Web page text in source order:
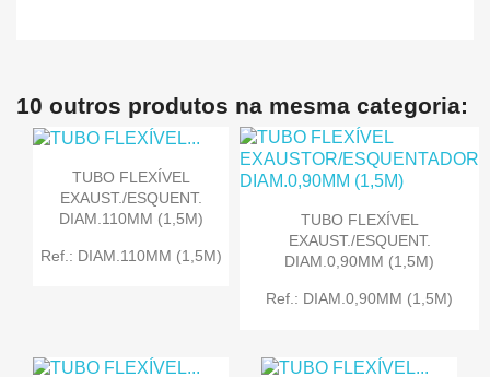
10 outros produtos na mesma categoria:
TUBO FLEXÍVEL
EXAUST./ESQUENT.
DIAM.110MM (1,5M)
Ref.: DIAM.110MM (1,5M)
TUBO FLEXÍVEL
EXAUST./ESQUENT.
DIAM.0,90MM (1,5M)
Ref.: DIAM.0,90MM (1,5M)